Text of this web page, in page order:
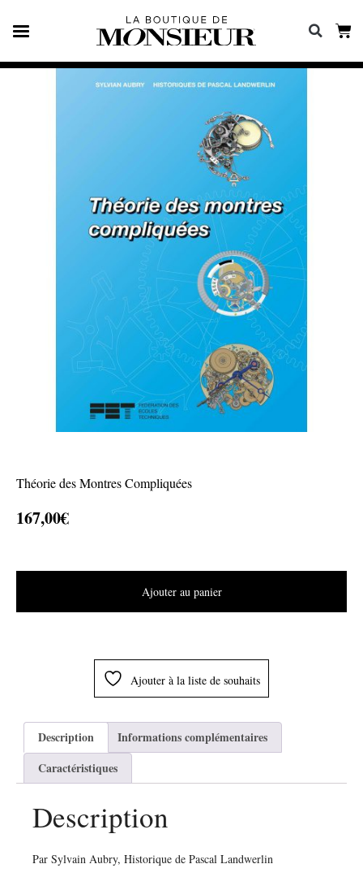
Théorie des Montres Compliquées
167,00€
Ajouter au panier
Ajouter à la liste de souhaits
Description
Informations complémentaires
Caractéristiques
Description
Par Sylvain Aubry, Historique de Pascal Landwerlin